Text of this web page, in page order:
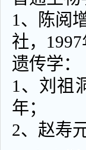
1、陈阅
社，1997
遗传学：
1、刘祖
年；
2、赵寿